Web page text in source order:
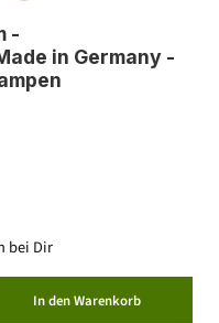
-
in Germany -
bei Dir
In den Warenkorb